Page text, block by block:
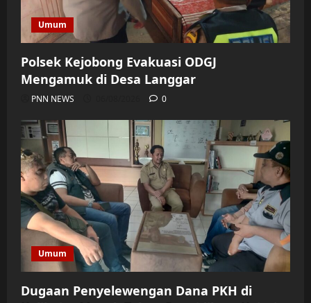
Umum
Polsek Kejobong Evakuasi ODGJ
Mengamuk di Desa Langgar
PNN NEWS 0
Umum
Dugaan Penyelewengan Dana PKH di